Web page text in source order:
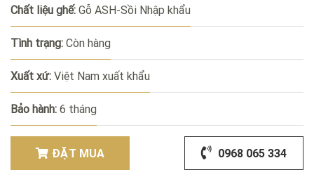
Chất liệu ghế: Gỗ ASH-Sồi Nhập khẩu
Tình trạng: Còn hàng
Xuất xứ: Việt Nam xuất khẩu
Bảo hành: 6 tháng
ĐẶT MUA 0968 065 334